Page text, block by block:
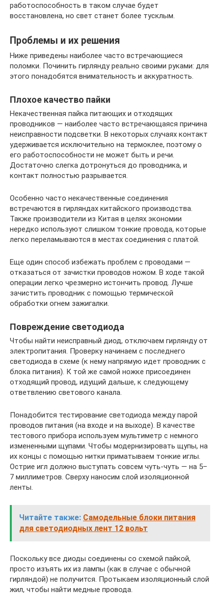
работоспособность в таком случае будет
восстановлена, но свет станет более тусклым.
Проблемы и их решения
Ниже приведены наиболее часто встречающиеся
поломки. Починить гирлянду реально своими руками: для
этого понадобятся внимательность и аккуратность.
Плохое качество пайки
Некачественная пайка питающих и отходящих
проводников — наиболее часто встречающаяся причина
неисправности подсветки. В некоторых случаях контакт
удерживается исключительно на термоклее, поэтому о
его работоспособности не может быть и речи.
Достаточно слегка дотронуться до проводника, и
контакт полностью разрывается.
Особенно часто некачественные соединения
встречаются в гирляндах китайского производства.
Также производители из Китая в целях экономии
нередко используют слишком тонкие провода, которые
легко переламываются в местах соединения с платой.
Еще один способ избежать проблем с проводами —
отказаться от зачистки проводов ножом. В ходе такой
операции легко чрезмерно истончить провод. Лучше
зачистить проводник с помощью термической
обработки огнем зажигалки.
Повреждение светодиода
Чтобы найти неисправный диод, отключаем гирлянду от
электропитания. Проверку начинаем с последнего
светодиода в схеме (к нему напрямую идет проводник с
блока питания). К той же самой ножке присоединен
отходящий провод, идущий дальше, к следующему
ответвлению светового канала.
Понадобится тестирование светодиода между парой
проводов питания (на входе и на выходе). В качестве
тестового прибора используем мультиметр с немного
измененными щупами. Чтобы модернизировать щупы, на
их концы с помощью нитки приматываем тонкие иглы.
Острие игл должно выступать совсем чуть-чуть — на 5–
7 миллиметров. Сверху наносим слой изоляционной
ленты.
Читайте также: Самодельные блоки питания
для светодиодных лент 12 вольт
Поскольку все диоды соединены со схемой пайкой,
просто изъять их из лампы (как в случае с обычной
гирляндой) не получится. Протыкаем изоляционный слой
жил, чтобы найти медные провода.